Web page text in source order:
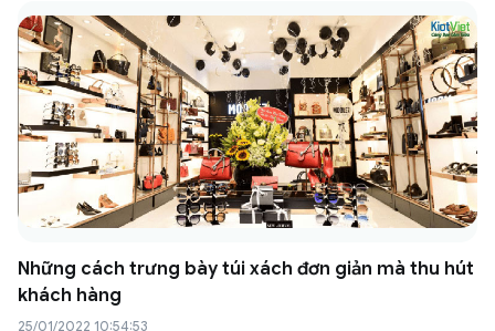
Những cách trưng bày túi xách đơn giản mà thu hút
khách hàng
25/01/2022 10:54:53